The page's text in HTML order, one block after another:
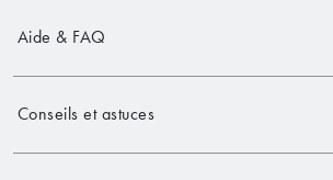
Aide & FAQ
Conseils et astuces